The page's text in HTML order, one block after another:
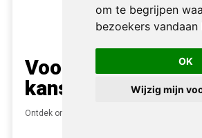
om te begrijpen
bezoekers vandaan
OK
Wijzig mijn
Voor aanbieders
kansspelen
Ontdek ons aanbod in cursussen, events en